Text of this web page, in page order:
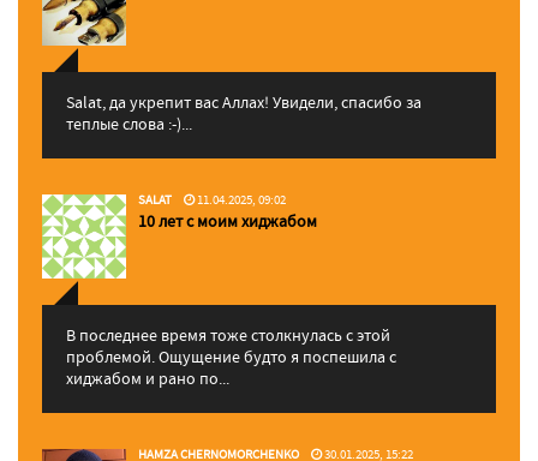
Salat, да укрепит вас Аллаx! Увидели, спасибо за
теплые слова :-)...
SALAT 11.04.2025, 09:02
10 лет с моим хиджабом
В последнее время тоже столкнулась с этой
проблемой. Ощущение будто я поспешила с
хиджабом и рано по...
HAMZA CHERNOMORCHENKO 30.01.2025, 15:22